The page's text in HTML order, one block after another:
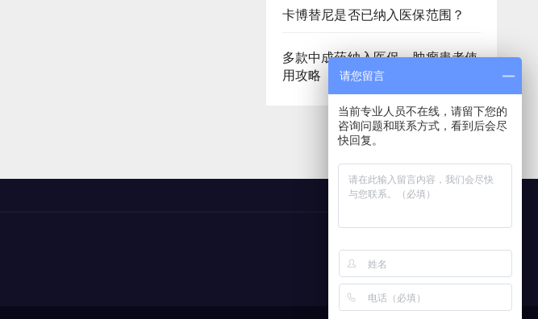
卡博替尼是否已纳入医保范围？
多款中成药纳入医保，肿瘤患者使
用攻略
请您留言
当前专业人员不在线，请留下您的
咨询问题和联系方式，看到后会尽
快回复。